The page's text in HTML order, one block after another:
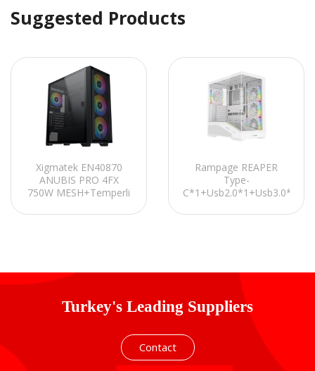
Suggested Products
Xigmatek EN40870
ANUBIS PRO 4FX
750W MESH+Temperli
ARGB Fan+Kumanda
Rampage REAPER
Type-
C*1+Usb2.0*1+Usb3.0*1
Fan ATX Gaming
Turkey's Leading Suppliers
Contact